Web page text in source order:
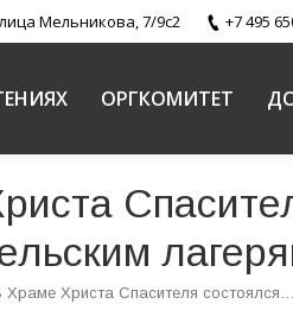
Мельникова, 7/9с2 +7 495
ОРГКОМИТЕТ
Храме Христа Спасителя состоялся…